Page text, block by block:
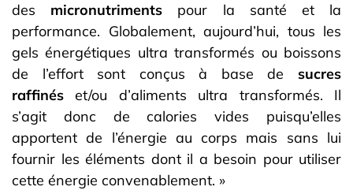
des micronutriments pour la santé et la
performance. Globalement, aujourd’hui, tous les
gels énergétiques ultra transformés ou boissons
de l’effort sont conçus à base de sucres
raffinés et/ou d’aliments ultra transformés. Il
s’agit donc de calories vides puisqu’elles
apportent de l’énergie au corps mais sans lui
fournir les éléments dont il a besoin pour utiliser
cette énergie convenablement. »